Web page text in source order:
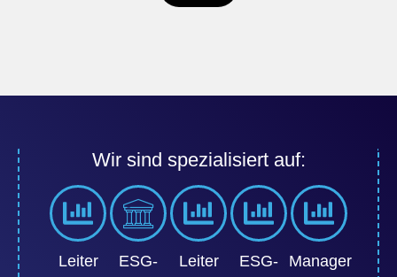
Wir sind spezialisiert auf:
Leiter
ESG-
Leiter
ESG-
Manager